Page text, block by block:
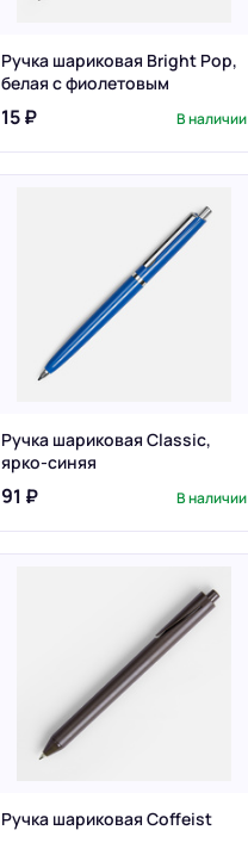
Ручка шариковая Bright Pop,
белая с фиолетовым
15 ₽ В наличии
Ручка шариковая Classic,
ярко-синяя
91 ₽ В наличии
Ручка шариковая Coffeist